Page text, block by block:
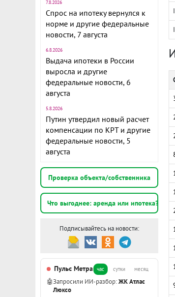
7.8.2026
Спрос на ипотеку вернулся к
норме и другие федеральные
новости, 7 августа
6.8.2026
Выдача ипотеки в России
выросла и другие
федеральные новости, 6
августа
5.8.2026
Путин утвердил новый расчет
компенсации по КРТ и другие
федеральные новости, 5
августа
Проверка объекта/собственника
Что выгоднее: аренда или ипотека?
Подписывайтесь на новости:
Пульс Метра час сутки месяц
🤖Запросили ИИ-разбор:ЖК Атлас
Люксо